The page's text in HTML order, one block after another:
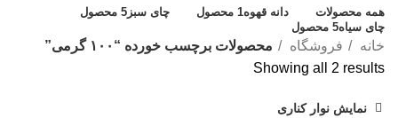
همه محصولات دانه قهوه1 محصول چای سبز 5 محصول
چای سیاه5 محصول
خانه فروشگاه
محصولات برچسب خورده “۱۰۰ گرمی”
Showing all 2 results
نمایش نوار کناری